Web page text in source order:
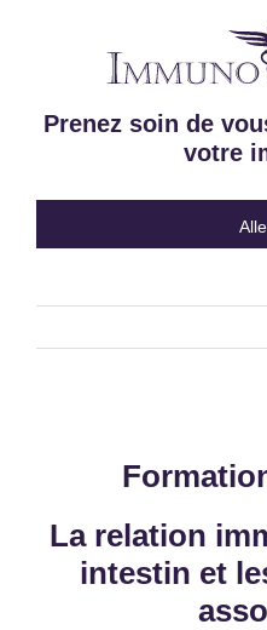
Prenez soin de
votre
La relation
intestin et